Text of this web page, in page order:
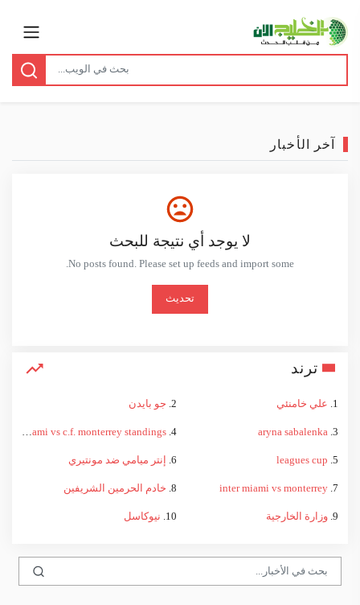
آخر الأخبار
لا يوجد أي نتيجة للبحث
No posts found. Please set up feeds and import some.
تحديث
ترند
1. علي خامنئي 2. جو بايدن
3.
aryna sabalenka
4.
inter miami vs c.f. monterrey standings
5.
leagues cup
6. إنتر ميامي ضد مونتيري
7.
inter miami vs monterrey
8. خادم الحرمين الشريفين
9. وزارة الخارجية 10. نيوكاسل